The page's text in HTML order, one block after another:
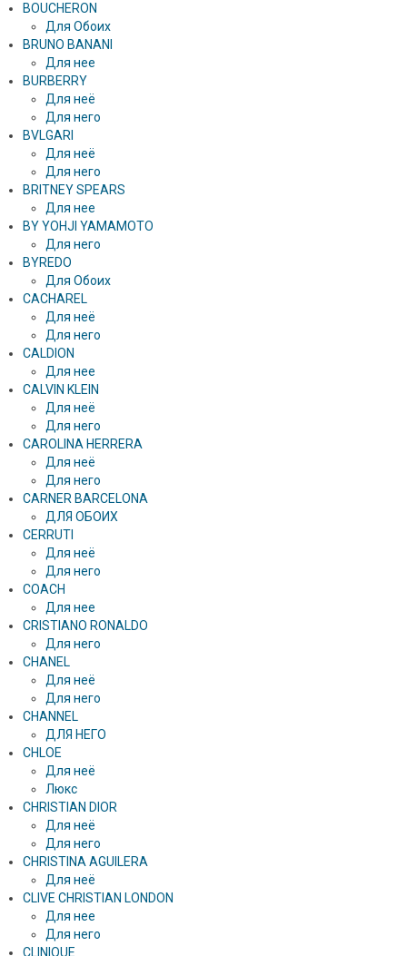
BOUCHERON
Для Обоих
BRUNO BANANI
Для нее
BURBERRY
Для неё
Для него
BVLGARI
Для неё
Для него
BRITNEY SPEARS
Для нее
BY YOHJI YAMAMOTO
Для него
BYREDO
Для Обоих
CACHAREL
Для неё
Для него
CALDION
Для нее
CALVIN KLEIN
Для неё
Для него
CAROLINA HERRERA
Для неё
Для него
CARNER BARCELONA
ДЛЯ ОБОИХ
CERRUTI
Для неё
Для него
COACH
Для нее
CRISTIANO RONALDO
Для него
CHANEL
Для неё
Для него
CHANNEL
ДЛЯ НЕГО
CHLOE
Для неё
Люкс
CHRISTIAN DIOR
Для неё
Для него
CHRISTINA AGUILERA
Для неё
CLIVE CHRISTIAN LONDON
Для нее
Для него
CLINIQUE